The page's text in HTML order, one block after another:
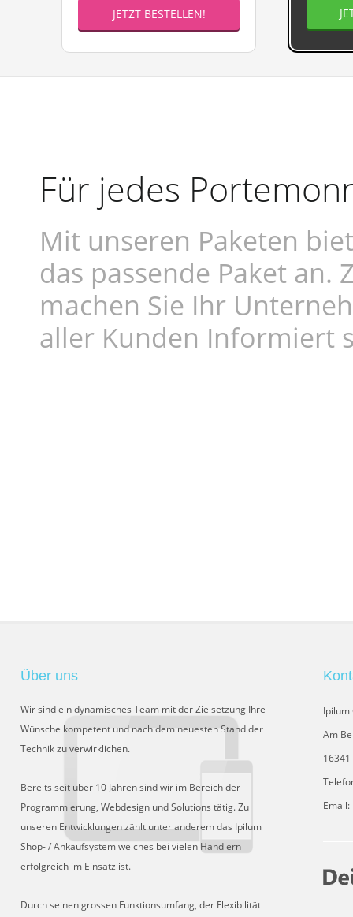
JETZT BESTELLEN!
Für jedes
Mit unseren Paketen
das passende Paket an.
machen Sie Ihr
aller Kunden Informiert
Über uns
Wir sind ein dynamisches Team mit der Zielsetzung Ihre
Wünsche kompetent und nach dem neuesten Stand der
Technik zu verwirklichen.
Bereits seit über 10 Jahren sind wir im Bereich der
Programmierung, Webdesign und Solutions tätig. Zu
unseren Entwicklungen zählt unter anderem das Ipilum
Shop- / Ankaufsystem welches bei vielen Händlern
erfolgreich im Einsatz ist.
Durch seinen grossen Funktionsumfang, der Flexibilität
Ipilum
Am